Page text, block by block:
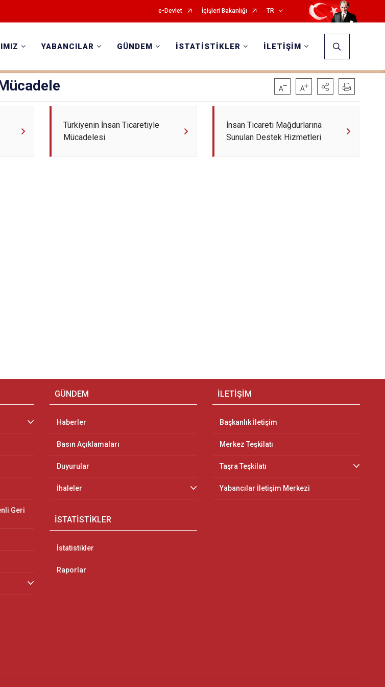
e-Devlet İçişleri Bakanlığı TR
YABANCILAR GÜNDEM İSTATİSTİKLER İLETİŞİM
Türkiyenin İnsan Ticaretiyle
Mücadelesi
İnsan Ticareti Mağdurlarına
Sunulan Destek Hizmetleri
Geri
GÜNDEM
Haberler
Basın Açıklamaları
Duyurular
İhaleler
İSTATİSTİKLER
İstatistikler
Raporlar
İLETİŞİM
Başkanlık İletişim
Merkez Teşkilatı
Taşra Teşkilatı
Yabancılar İletişim Merkezi